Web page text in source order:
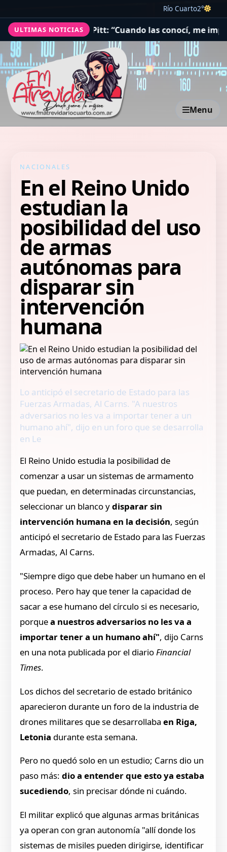
Río Cuarto2°
ULTIMAS NOTICIAS
a Brad Pitt: “Cuando las conocí, me
Menu
NACIONALES
En el Reino Unido
estudian la
posibilidad del uso
de armas
autónomas para
disparar sin
intervención
humana
Lo anticipó el secretario de Estado para las
Fuerzas Armadas, Al Carns. "A nuestros
adversarios no les va a importar tener a un
humano ahí", dijo en un foro que se desarrolla
en Le
El Reino Unido estudia la posibilidad de
comenzar a usar un sistemas de armamento
que puedan, en determinadas circunstancias,
seleccionar un blanco ydisparar sin
intervención humana en la decisión, según
anticipó el secretario de Estado para las Fuerzas
Armadas, Al Carns.
"Siempre digo que debe haber un humano en el
proceso. Pero hay que tener la capacidad de
sacar a ese humano del círculo si es necesario,
porquea nuestros adversarios no les va a
importar tener a un humano ahí", dijo Carns
en una nota publicada por el diarioFinancial
Times.
Los dichos del secretario de estado británico
aparecieron durante un foro de la industria de
drones militares que se desarrollabaen Riga,
Letonia durante esta semana.
Pero no quedó solo en un estudio; Carns dio un
paso más:dio a entender que esto ya estaba
sucediendo, sin precisar dónde ni cuándo.
El militar explicó que algunas armas británicas
ya operan con gran autonomía "allí donde los
sistemas de misiles pueden dirigirse, identificar